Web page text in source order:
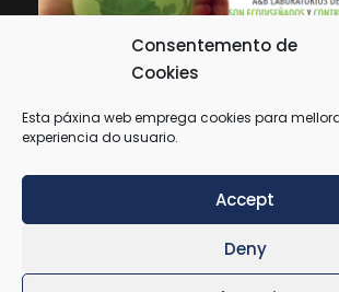
Consentemento de
Cookies
Esta páxina web emprega cookies para
experiencia do usuario.
Accept
Deny